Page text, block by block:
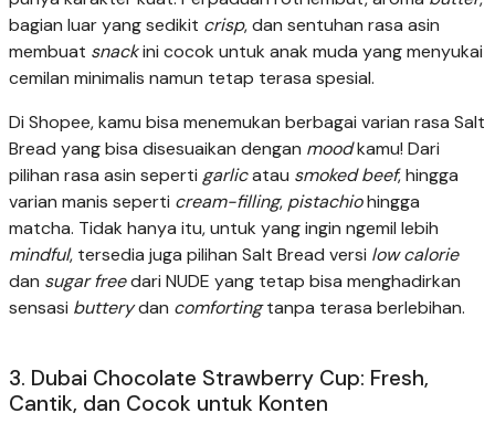
bagian luar yang sedikit crisp, dan sentuhan rasa asin
membuat snackini cocok untuk anak muda yang menyukai
cemilan minimalis namun tetap terasa spesial.
Di Shopee, kamu bisa menemukan berbagai varian rasa Salt
Bread yang bisa disesuaikan dengan moodkamu! Dari
pilihan rasa asin seperti garlicatau smoked beef, hingga
varian manis seperti cream-filling, pistachiohingga
matcha. Tidak hanya itu, untuk yang ingin ngemil lebih
mindful, tersedia juga pilihan Salt Bread versi low calorie
dan sugar freedari NUDE yang tetap bisa menghadirkan
sensasi butterydan comfortingtanpa terasa berlebihan.
3. Dubai Chocolate Strawberry Cup: Fresh,
Cantik, dan Cocok untuk Konten